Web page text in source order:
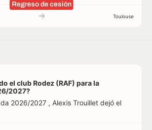
Regreso de cesión
Toulouse
el club Rodez (RAF) para la
2027?
2026/2027 , Alexis Trouillet dejó el